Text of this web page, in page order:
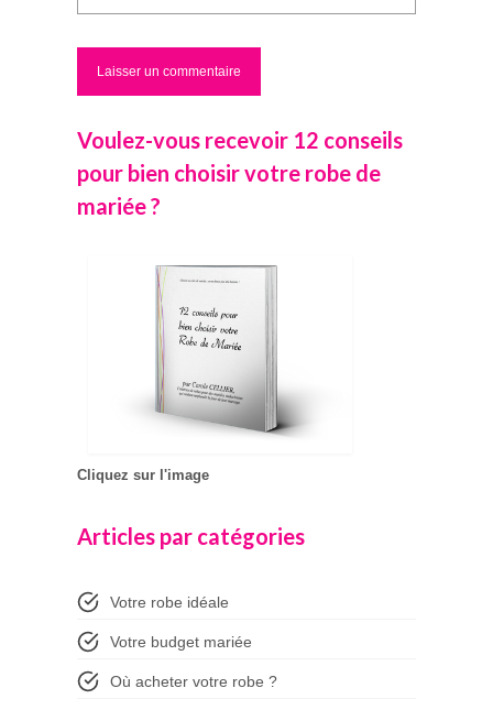
Voulez-vous recevoir 12 conseils
pour bien choisir votre robe de
mariée ?
Cliquez sur l'image
Articles par catégories
Votre robe idéale
Votre budget mariée
Où acheter votre robe ?